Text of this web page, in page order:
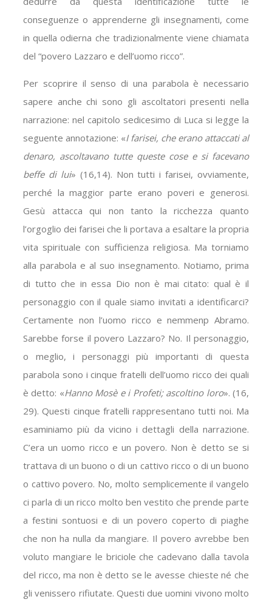
conseguenze o apprenderne gli insegnamenti, come
in quella odierna che tradizionalmente viene chiamata
del “povero Lazzaro e dell’uomo ricco”.
Per scoprire il senso di una parabola è necessario
sapere anche chi sono gli ascoltatori presenti nella
narrazione: nel capitolo sedicesimo di Luca si legge la
seguente annotazione: «I farisei, che erano attaccati al
denaro, ascoltavano tutte queste cose e si facevano
beffe di lui» (16,14). Non tutti i farisei, ovviamente,
perché la maggior parte erano poveri e generosi.
Gesù attacca qui non tanto la ricchezza quanto
l’orgoglio dei farisei che li portava a esaltare la propria
vita spirituale con sufficienza religiosa. Ma torniamo
alla parabola e al suo insegnamento. Notiamo, prima
di tutto che in essa Dio non è mai citato: qual è il
personaggio con il quale siamo invitati a identificarci?
Certamente non l’uomo ricco e nemmenp Abramo.
Sarebbe forse il povero Lazzaro? No. Il personaggio,
o meglio, i personaggi più importanti di questa
parabola sono i cinque fratelli dell’uomo ricco dei quali
è detto: «Hanno Mosè e i Profeti; ascoltino loro». (16,
29). Questi cinque fratelli rappresentano tutti noi. Ma
esaminiamo più da vicino i dettagli della narrazione.
C’era un uomo ricco e un povero. Non è detto se si
trattava di un buono o di un cattivo ricco o di un buono
o cattivo povero. No, molto semplicemente il vangelo
ci parla di un ricco molto ben vestito che prende parte
a festini sontuosi e di un povero coperto di piaghe
che non ha nulla da mangiare. Il povero avrebbe ben
voluto mangiare le briciole che cadevano dalla tavola
del ricco, ma non è detto se le avesse chieste né che
gli venissero rifiutate. Questi due uomini vivono molto